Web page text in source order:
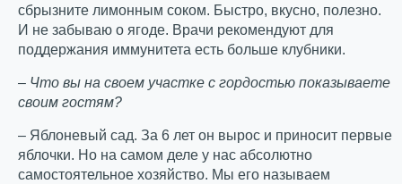
сбрызните лимонным соком. Быстро, вкусно, полезно.
И не забываю о ягоде. Врачи рекомендуют для
поддержания иммунитета есть больше клубники.
– Что вы на своем участке с гордостью показываете
своим гостям?
– Яблоневый сад. За 6 лет он вырос и приносит первые
яблочки. Но на самом деле у нас абсолютно
самостоятельное хозяйство. Мы его называем